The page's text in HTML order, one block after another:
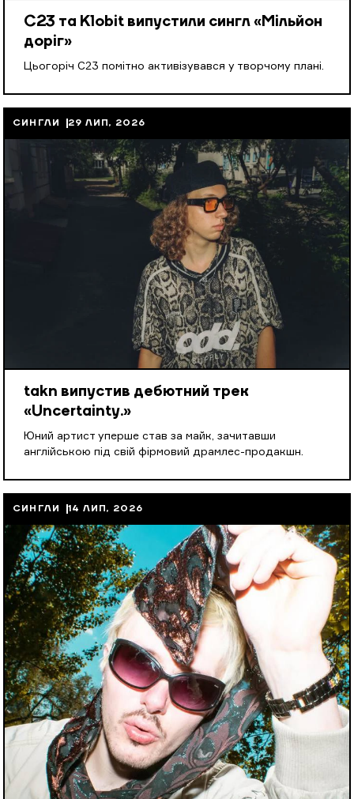
С23 та Klobit випустили сингл «Мільйон
доріг»
Цьогоріч С23 помітно активізувався у творчому плані.
СИНГЛИ 29 ЛИП, 2026
takn випустив дебютний трек
«Uncertainty.»
Юний артист уперше став за майк, зачитавши
англійською під свій фірмовий драмлес-продакшн.
СИНГЛИ 14 ЛИП, 2026